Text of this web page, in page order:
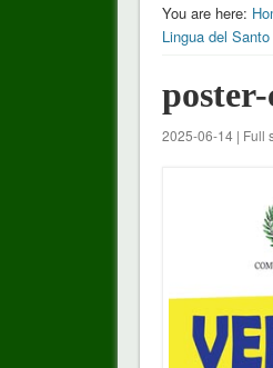
You are here:
Lingua del Santo
2025-06-14 | Full